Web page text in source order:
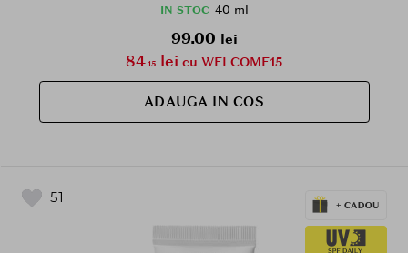
IN STOC 40 ml
99.00 lei
84.15 lei cu WELCOME15
ADAUGA IN COS
51